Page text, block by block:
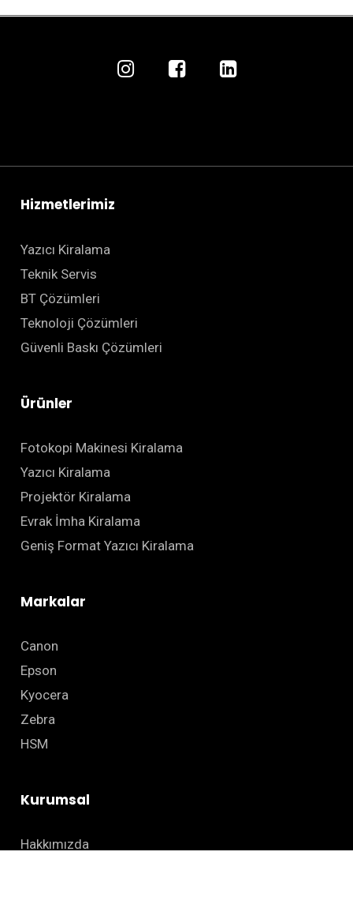
Hizmetlerimiz
Yazıcı Kiralama
Teknik Servis
BT Çözümleri
Teknoloji Çözümleri
Güvenli Baskı Çözümleri
Ürünler
Fotokopi Makinesi Kiralama
Yazıcı Kiralama
Projektör Kiralama
Evrak İmha Kiralama
Geniş Format Yazıcı Kiralama
Markalar
Canon
Epson
Kyocera
Zebra
HSM
Kurumsal
Hakkımızda